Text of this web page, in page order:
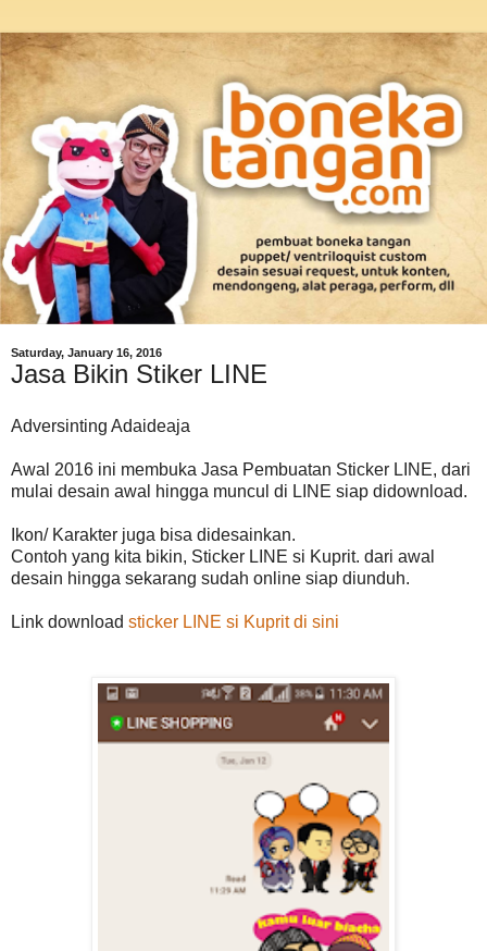
Saturday, January 16, 2016
Jasa Bikin Stiker LINE
Adversinting Adaideaja
Awal 2016 ini membuka Jasa Pembuatan Sticker LINE, dari
mulai desain awal hingga muncul di LINE siap didownload.
Ikon/ Karakter juga bisa didesainkan.
Contoh yang kita bikin, Sticker LINE si Kuprit. dari awal
desain hingga sekarang sudah online siap diunduh.
Link download sticker LINE si Kuprit di sini